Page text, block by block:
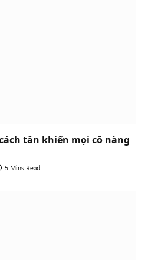
tân khiến mọi cô nàng
5 Mins Read